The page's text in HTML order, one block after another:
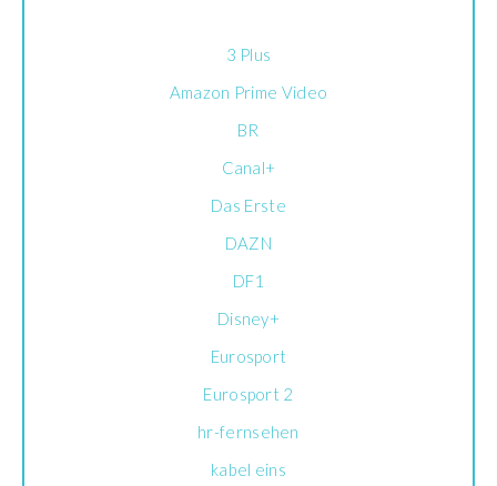
3 Plus
Amazon Prime Video
BR
Canal+
Das Erste
DAZN
DF1
Disney+
Eurosport
Eurosport 2
hr-fernsehen
kabel eins